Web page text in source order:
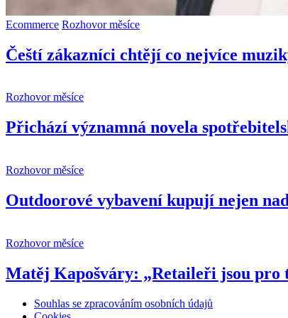
Ecommerce Rozhovor měsíce
Čeští zákazníci chtějí co nejvíce
Rozhovor měsíce
Přichází významná novela
Rozhovor měsíce
Outdoorové vybavení kupují nejen
Rozhovor měsíce
Matěj Kapošváry: „Retaileři jsou pro
Souhlas se zpracováním osobních údajů